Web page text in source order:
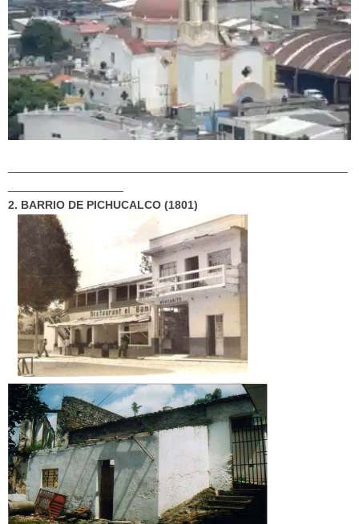
2. BARRIO DE PICHUCALCO (1801)